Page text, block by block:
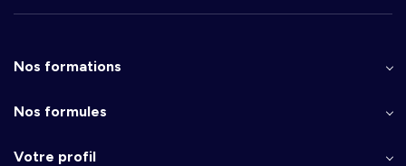
Nos formations
Nos formules
Votre profil